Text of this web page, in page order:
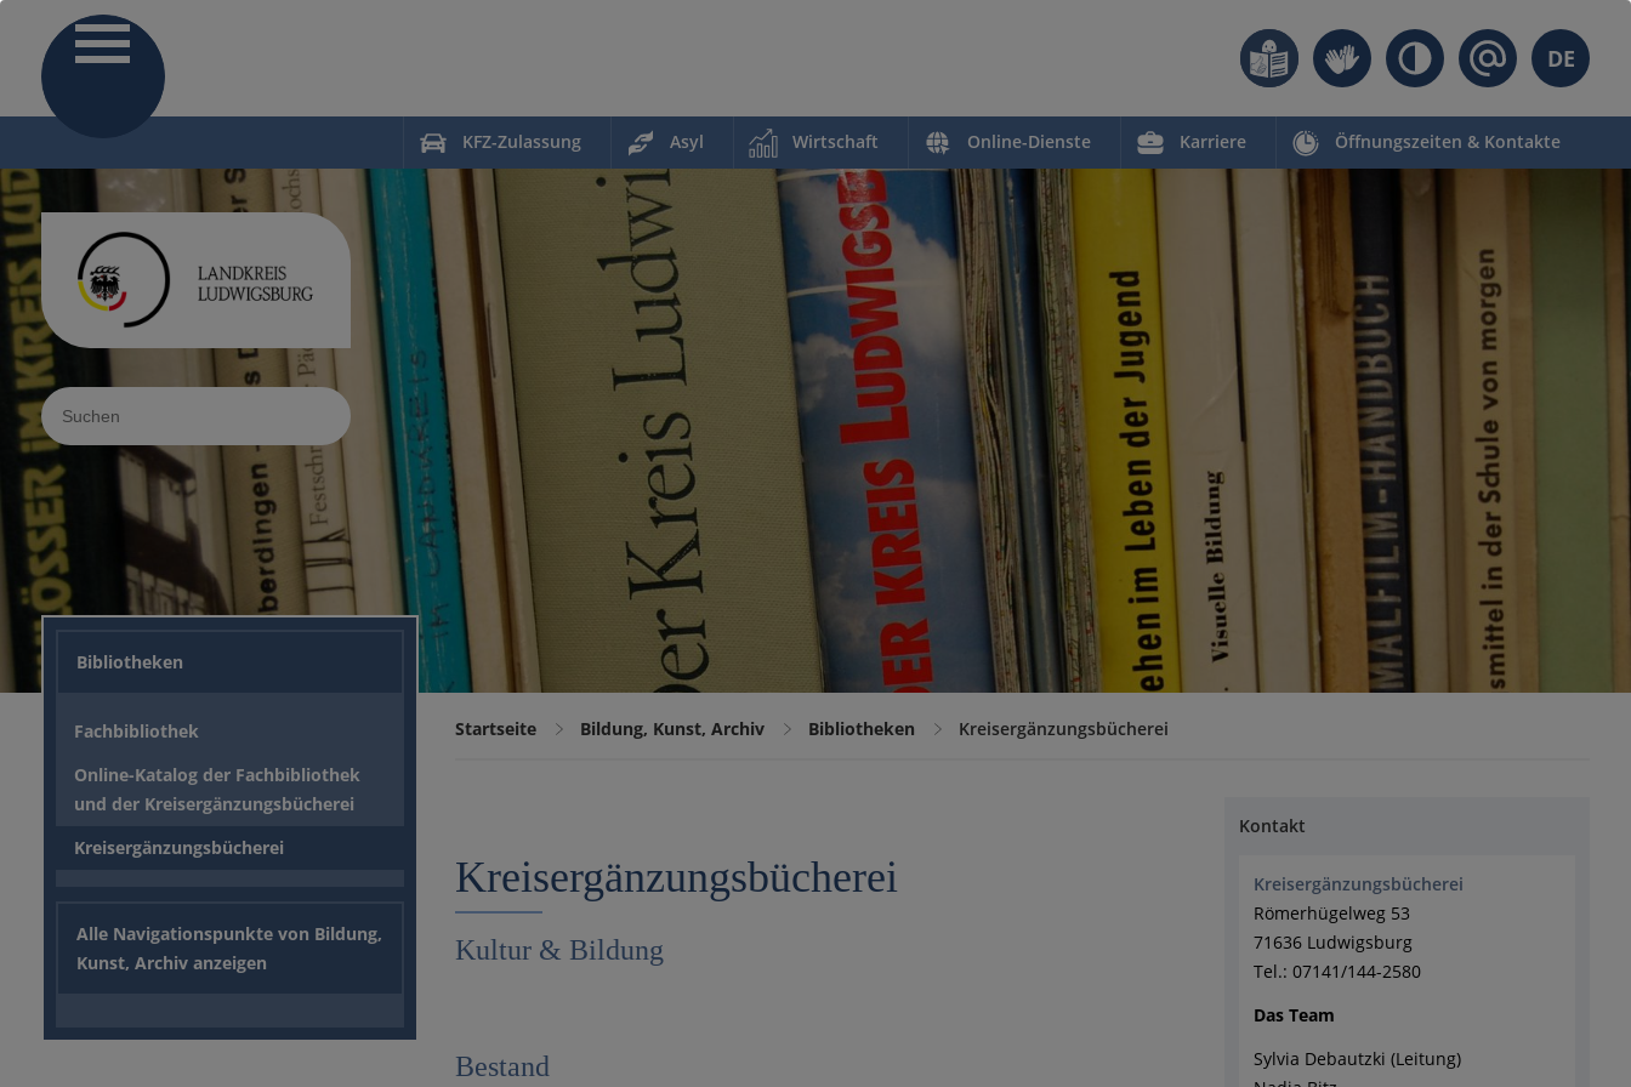
DE
KFZ-Zulassung Asyl Wirtschaft Online-Dienste Karriere Öffnungszeiten & Kontakte
Sucheingabe
Bibliotheken
Fachbibliothek
Online-Katalog der Fachbibliothek
und der Kreisergänzungsbücherei
Kreisergänzungsbücherei
Alle Navigationspunkte von Bildung,
Kunst, Archiv anzeigen
Startseite Bildung, Kunst, Archiv Bibliotheken Kreisergänzungsbücherei
Kreisergänzungsbücherei
Kultur & Bildung
Bestand
Kontakt
Kreisergänzungsbücherei
Römerhügelweg 53
71636 Ludwigsburg
Tel.: 07141/144-2580
Das Team
Sylvia Debautzki (Leitung)